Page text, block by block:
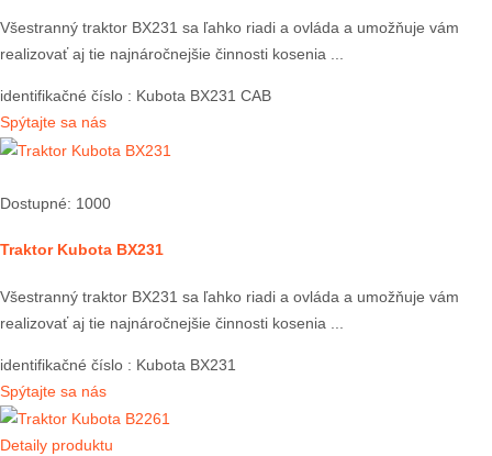
Všestranný traktor BX231 sa ľahko riadi a ovláda a umožňuje vám
realizovať aj tie najnáročnejšie činnosti kosenia ...
identifikačné číslo : Kubota BX231 CAB
Spýtajte sa nás
Dostupné: 1000
Traktor Kubota BX231
Všestranný traktor BX231 sa ľahko riadi a ovláda a umožňuje vám
realizovať aj tie najnáročnejšie činnosti kosenia ...
identifikačné číslo : Kubota BX231
Spýtajte sa nás
Detaily produktu